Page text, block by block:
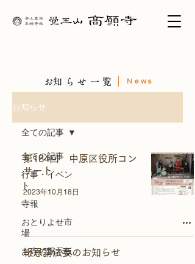
お知らせ
全ての記事
行事・イベン
ト
寺報
おとりよせ市
場
お寺の掲示板
全ての記事
第184回 中原区役所コン
サート
2023年10月18日
報恩講法要のお知らせ
​お知らせ一覧 News